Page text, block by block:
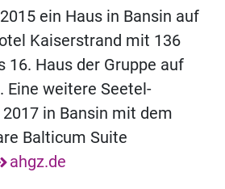
ein Haus in Bansin auf
Kaiserstrand mit 136
16. Haus der Gruppe auf
Eine weitere Seetel-
in Bansin mit dem
Balticum Suite
ahgz.de